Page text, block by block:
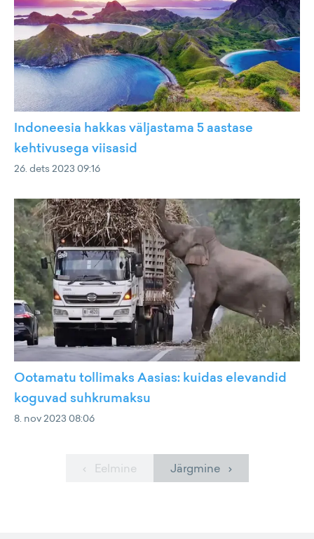
Indoneesia hakkas väljastama 5 aastase
kehtivusega viisasid
26. dets 2023 09:16
Ootamatu tollimaks Aasias: kuidas elevandid
koguvad suhkrumaksu
8. nov 2023 08:06
‹ Eelmine Järgmine ›